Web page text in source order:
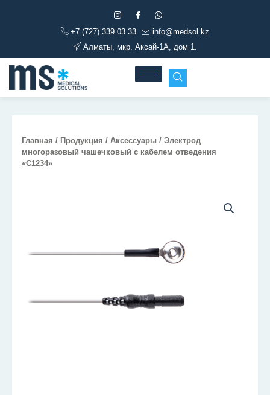
+7 (727) 339 03 33
info@medsol.kz
Алматы, мкр. Аксай-1А, дом 1.
Главная / Продукция / Аксессуары / Электрод
многоразовый чашечковый с кабелем отведения
«С1234»